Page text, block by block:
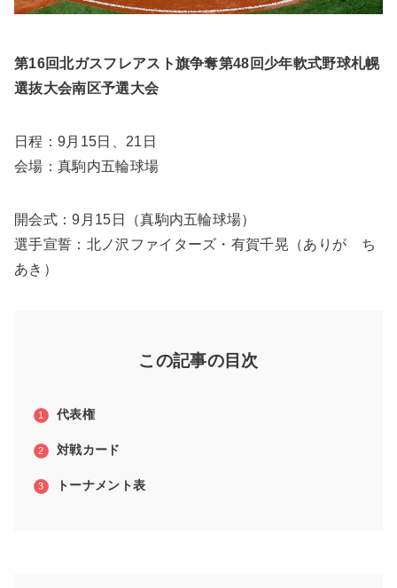
第16回北ガスフレアスト旗争奪第48回少年軟式野球札幌
選抜大会南区予選大会
日程：9月15日、21日
会場：真駒内五輪球場
開会式：9月15日（真駒内五輪球場）
選手宣誓：北ノ沢ファイターズ・有賀千晃（ありが ち
あき）
この記事の目次
代表権
対戦カード
トーナメント表